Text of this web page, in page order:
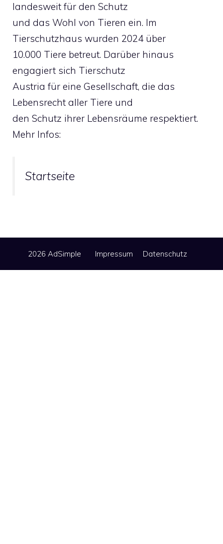
landesweit für den Schutz
und das Wohl von Tieren ein. Im
Tierschutzhaus wurden 2024 über
10.000 Tiere betreut. Darüber hinaus
engagiert sich Tierschutz
Austria für eine Gesellschaft, die das
Lebensrecht aller Tiere und
den Schutz ihrer Lebensräume respektiert.
Mehr Infos:
Startseite
2026 AdSimple Impressum Datenschutz